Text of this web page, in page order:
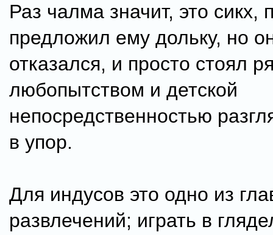
Раз чалма значит, это сикх,
предложил ему дольку, но
отказался, и просто стоял
любопытством и детской
непосредственностью
в упор.
Для индусов это одно из
развлечений; играть в